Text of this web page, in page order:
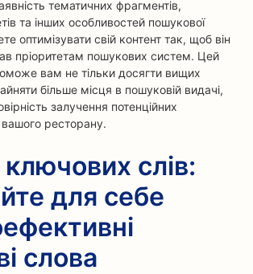
тематичних фрагментів,
та інших особливостей пошукової
оптимізувати свій контент так, щоб він
пріоритетам пошукових систем. Цей
вам не тільки досягти вищих
більше місця в пошуковій видачі,
залучення потенційних
вашого ресторану.
слів:
для себе
слова